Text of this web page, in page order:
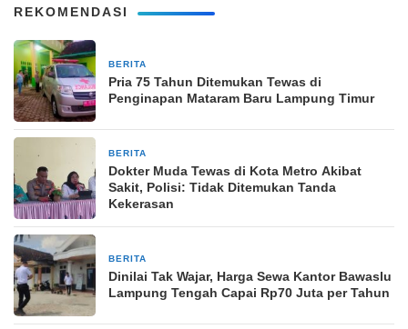
REKOMENDASI
BERITA
Pria 75 Tahun Ditemukan Tewas di
Penginapan Mataram Baru Lampung Timur
BERITA
Dokter Muda Tewas di Kota Metro Akibat
Sakit, Polisi: Tidak Ditemukan Tanda
Kekerasan
BERITA
Dinilai Tak Wajar, Harga Sewa Kantor Bawaslu
Lampung Tengah Capai Rp70 Juta per Tahun